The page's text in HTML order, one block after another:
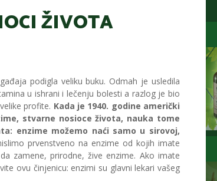
ŽIVOTA
podigla veliku buku. Odmah je usledila
u ishrani i lečenju bolesti a razlog je bio
profite. Kada je 1940. godine američki
stvarne nosioce života, nauka tome
enzime možemo naći samo u sirovoj,
prvenstveno na enzime od kojih imate
zamene, prirodne, žive enzime. Ako imate
ovu činjenicu: enzimi su glavni lekari vašeg